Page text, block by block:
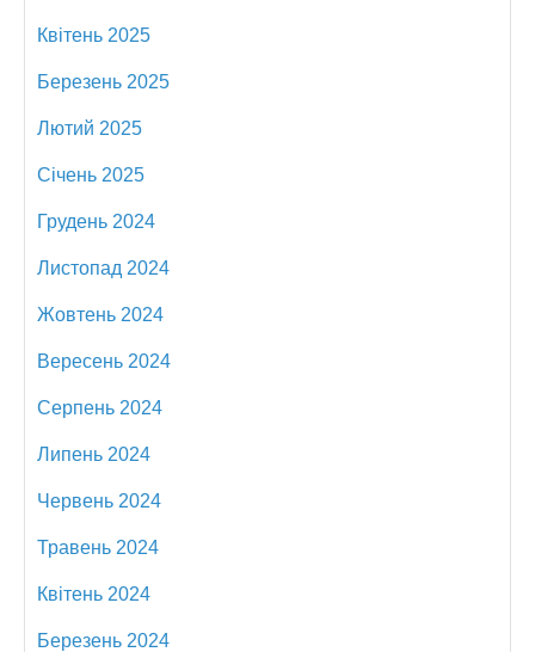
Квітень 2025
Березень 2025
Лютий 2025
Січень 2025
Грудень 2024
Листопад 2024
Жовтень 2024
Вересень 2024
Серпень 2024
Липень 2024
Червень 2024
Травень 2024
Квітень 2024
Березень 2024